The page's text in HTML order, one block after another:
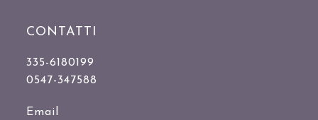
CONTATTI
335-6180199
0547-347588
Email